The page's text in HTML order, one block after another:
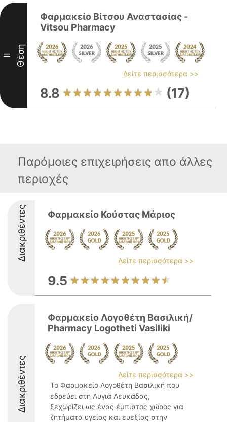
II Θέση
Φαρμακείο Βίτσου Αναστασίας -
Vitsou Pharmacy
Δείτε περισσότερα >>
8.8 (17)
Παρόμοιες επιχειρήσεις απο άλλες
περιοχές
Διακριθέντες Φαρμακείο Κούστας Μάριος
Δείτε περισσότερα >>
9.5
Διακριθέντες
Φαρμακείο Λογοθέτη Βασιλική/
Pharmacy Logotheti Vasiliki
Δείτε περισσότερα >>
Το Φαρμακείο Λογοθέτη Βασιλική που
εδρεύει στη Λυγιά Λευκάδας,
ξεχωρίζει ως ένας έμπιστος χώρος για
ζητήματα υγείας και ευεξίας στην